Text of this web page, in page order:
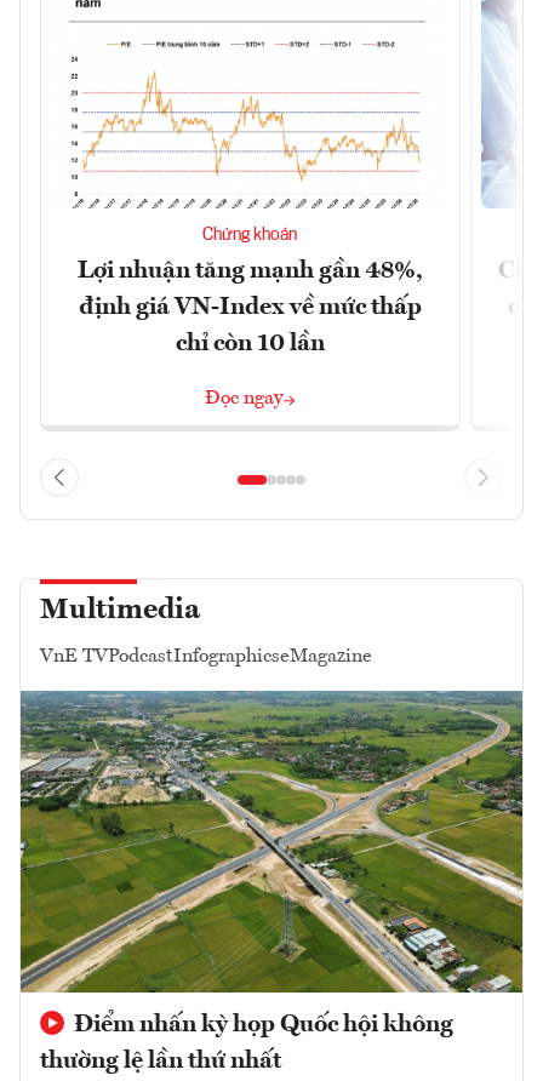
Chứng khoán
Lợi nhuận tăng mạnh gần 48%,
định giá VN-Index về mức thấp
chỉ còn 10 lần
Đọc ngay
Multimedia
VnE TVPodcastInfographicseMagazine
Điểm nhấn kỳ họp Quốc hội không
thường lệ lần thứ nhất